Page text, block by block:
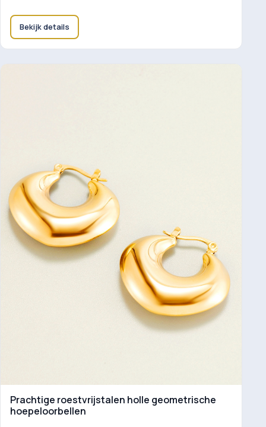
Bekijk details
Prachtige roestvrijstalen holle geometrische
hoepeloorbellen